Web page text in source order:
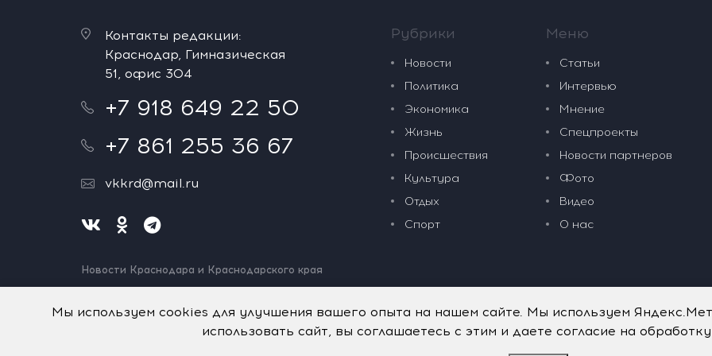
Контакты редакции:
Краснодар, Гимназическая
51, офис 304
+7 918 649 22 50
+7 861 255 36 67
vkkrd@mail.ru
Новости Краснодара и Краснодарского края
Нашли ошибку? Выделите и нажмите Ctrl+Enter.
Рубрики
Новости
Политика
Экономика
Жизнь
Происшествия
Культура
Отдых
Спорт
Меню
Статьи
Интервью
Мнение
Спецпроекты
Новости партнеров
Фото
Видео
О нас
Мы используем cookies для улучшения вашего опыта на нашем сайте. Мы используем
использовать сайт, вы соглашаетесь с этим и даете согласие на